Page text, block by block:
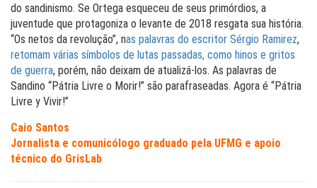
do sandinismo. Se Ortega esqueceu de seus primórdios, a
juventude que protagoniza o levante de 2018 resgata sua história.
“Os netos da revolução”, nas palavras do escritor Sérgio Ramirez,
retomam várias símbolos de lutas passadas, como hinos e gritos
de guerra, porém, não deixam de atualizá-los. As palavras de
Sandino “Pátria Livre o Morir!” são parafraseadas. Agora é “Pátria
Livre y Vivir!”
Caio Santos
Jornalista e comunicólogo graduado pela UFMG e apoio
técnico do GrisLab